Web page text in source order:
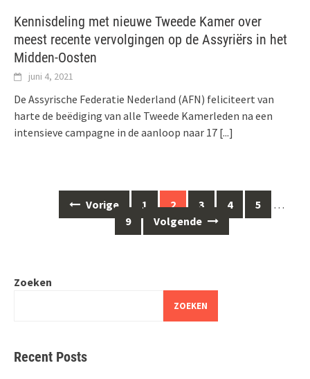
Kennisdeling met nieuwe Tweede Kamer over
meest recente vervolgingen op de Assyriërs in het
Midden-Oosten
juni 4, 2021
De Assyrische Federatie Nederland (AFN) feliciteert van
harte de beëdiging van alle Tweede Kamerleden na een
intensieve campagne in de aanloop naar 17 [...]
navigatie
Vorige 1 2 3 4 5
…
9
Volgende
Zoeken
ZOEKEN
Recent Posts